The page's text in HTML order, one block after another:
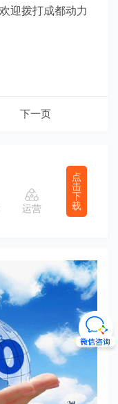
迎拨打成都动力
下一页
运营
点
击
下
载